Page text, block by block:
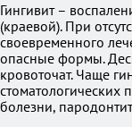
Гингивит –
(краевой). При
своевременного
опасные формы.
кровоточат. Чаще
болезни,